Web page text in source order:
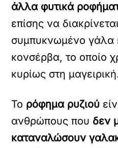
άλλα φυτικά
επίσης να
συμπυκνωμένο γάλα
κονσέρβα, το οποίο
κυρίως στη
Το ρόφημα ρυζιού
ανθρώπους που δεν
καταναλώσουν